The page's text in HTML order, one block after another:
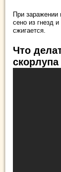
При заражении
сено из гнезд
сжигается.
Что
скорлупа